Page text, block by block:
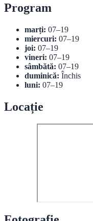
Program
marți: 07–19
miercuri: 07–19
joi: 07–19
vineri: 07–19
sâmbătă: 07–19
duminică: Închis
luni: 07–19
Locație